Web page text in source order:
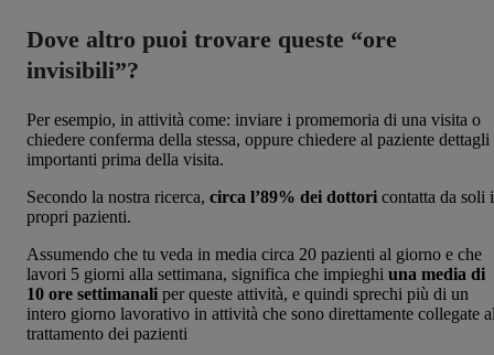
Dove altro puoi trovare queste “ore
invisibili”?
Per esempio, in attività come: inviare i promemoria di una visita o
chiedere conferma della stessa, oppure chiedere al paziente dettagli
importanti prima della visita.
Secondo la nostra ricerca, circa l’89% dei dottori contatta da soli i
propri pazienti.
Assumendo che tu veda in media circa 20 pazienti al giorno e che
lavori 5 giorni alla settimana, significa che impieghi una media di
10 ore settimanali per queste attività, e quindi sprechi più di un
intero giorno lavorativo in attività che sono direttamente collegate
trattamento dei pazienti